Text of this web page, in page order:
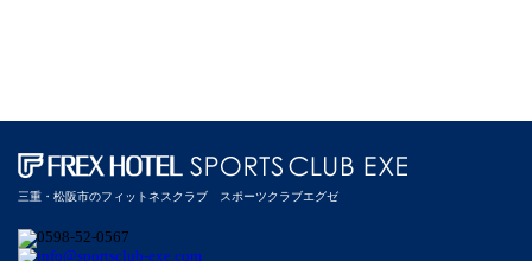
三重・松阪市のフィットネスクラブ スポーツクラブエグゼ